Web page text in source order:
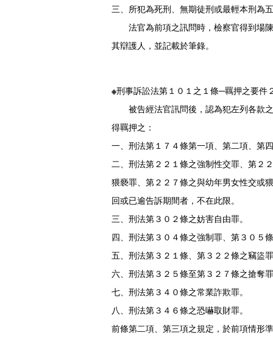
三、所犯為死刑、無期徒刑或最輕本刑為
法官為前項之訊問時，檢察官得到場陳
其辯護人，並記載於筆錄。
※刑事訴訟法第１０１之１條─羈押之要件
被告經法官訊問後，認為犯左列各款之
得羈押之：
一、刑法第１７４條第一項、第二項、
二、刑法第２２１條之強制性交罪、第２
猥褻罪、第２２７條之與幼年男女性交或
回或已逾告訴期間者，不在此限。
三、刑法第３０２條之妨害自由罪。
四、刑法第３０４條之強制罪、第３０
五、刑法第３２１條、第３２２條之竊
六、刑法第３２５條至第３２７條之搶
七、刑法第３４０條之常業詐欺罪。
八、刑法第３４６條之恐嚇取財罪。
前條第二項、第三項之規定，於前項情形